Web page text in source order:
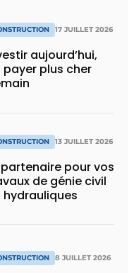
17 JUILLET 2026
aujourd’hui,
payer plus cher
13 JUILLET 2026
partenaire pour vos
de génie civil
hydrauliques
8 JUILLET 2026